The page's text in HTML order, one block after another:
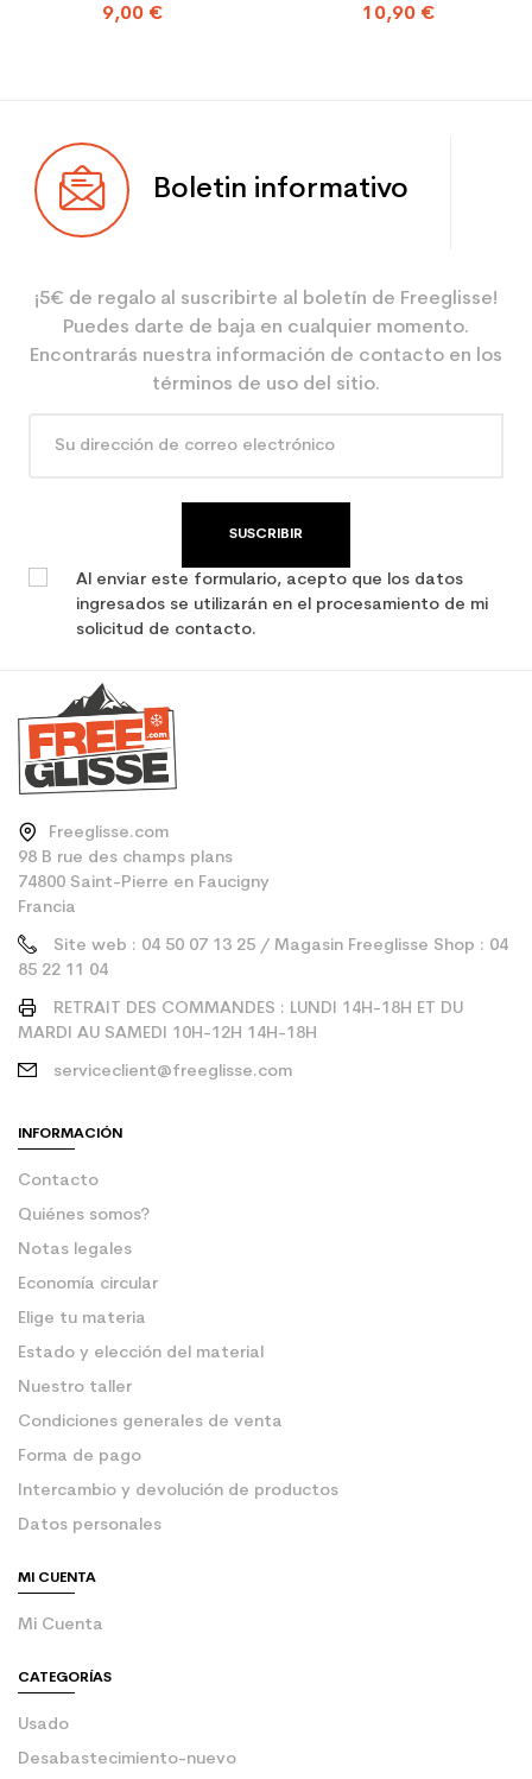
9,00 €
10,90 €
Boletin informativo
¡5€ de regalo al suscribirte al boletín de Freeglisse!
Puedes darte de baja en cualquier momento.
Encontrarás nuestra información de contacto en los
términos de uso del sitio.
SUSCRIBIR
Al enviar este formulario, acepto que los datos
ingresados se utilizarán en el procesamiento de mi
solicitud de contacto.
Freeglisse.com
98 B rue des champs plans
74800 Saint-Pierre en Faucigny
Francia
Site web : 04 50 07 13 25 / Magasin Freeglisse Shop : 04
85 22 11 04
RETRAIT DES COMMANDES : LUNDI 14H-18H ET DU
MARDI AU SAMEDI 10H-12H 14H-18H
serviceclient@freeglisse.com
INFORMACIÓN
Contacto
Quiénes somos?
Notas legales
Economía circular
Elige tu materia
Estado y elección del material
Nuestro taller
Condiciones generales de venta
Forma de pago
Intercambio y devolución de productos
Datos personales
MI CUENTA
Mi Cuenta
CATEGORÍAS
Usado
Desabastecimiento-nuevo